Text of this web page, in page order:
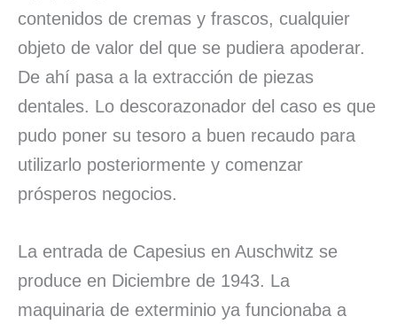
contenidos de cremas y frascos, cualquier
objeto de valor del que se pudiera apoderar.
De ahí pasa a la extracción de piezas
dentales. Lo descorazonador del caso es que
pudo poner su tesoro a buen recaudo para
utilizarlo posteriormente y comenzar
prósperos negocios.
La entrada de Capesius en Auschwitz se
produce en Diciembre de 1943. La
maquinaria de exterminio ya funcionaba a